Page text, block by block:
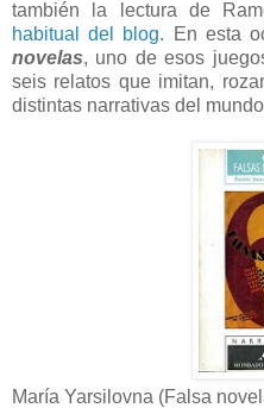
también la lectura de
habitual del blog. En esta
novelas, uno de esos
seis relatos que imitan,
distintas narrativas del
María Yarsilovna (Falsa